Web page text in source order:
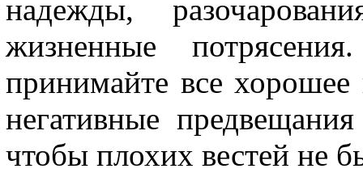
надежды,
жизненные
принимайте все хорошее
негативные
чтобы плохих вестей не